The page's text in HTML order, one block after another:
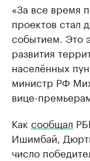
«За все время
проектов стал
событием. Это
развития
населённых
министр РФ
вице-
Как сообщал
Ишимбай,
число